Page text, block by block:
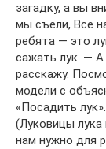
загадку, а вы
мы съели, Все
ребята — это
сажать лук. — А
расскажу.
модели с
«Посадить
(Луковицы лука
нам нужно для